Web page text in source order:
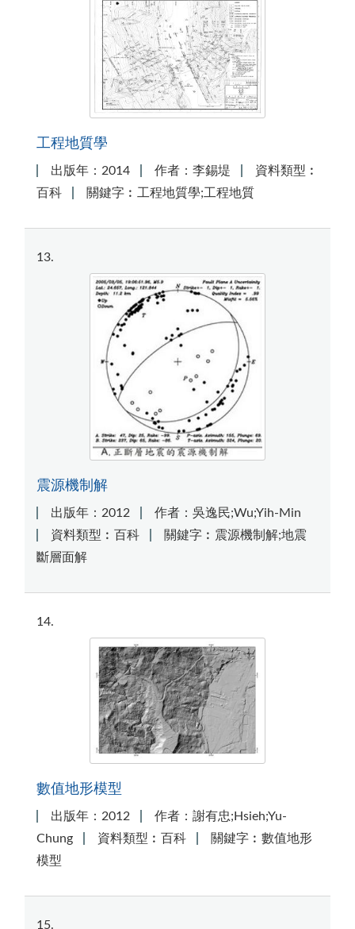
工程地質學
出版年：2014 作者：李錫堤
資料類型︰
百科
關鍵字︰工程地質學;工程地質
13
震源機制解
出版年：2012
作者：吳逸民;Wu;Yih-Min
資料類型︰百科
關鍵字︰震源機制解;地震
斷層面解
14
數值地形模型
出版年：2012
作者：謝有忠;Hsieh;Yu-
Chung
資料類型︰百科
關鍵字︰數值地形
模型
15